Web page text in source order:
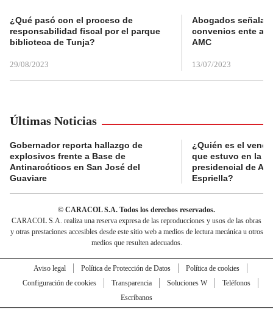
¿Qué pasó con el proceso de
responsabilidad fiscal por el parque
biblioteca de Tunja?
29/08/2023
Abogados
convenios ente
AMC
13/07/2023
Últimas Noticias
Gobernador reporta hallazgo de
explosivos frente a Base de
Antinarcóticos en San José del
Guaviare
¿Quién es el
que estuvo en la
presidencial de
Espriella?
© CARACOL S.A. Todos los derechos reservados.
CARACOL S.A. realiza una reserva expresa de las reproducciones y usos de las obras
y otras prestaciones accesibles desde este sitio web a medios de lectura mecánica u otros
medios que resulten adecuados.
Aviso legal Política de Protección de Datos
Política de cookies
Configuración de cookies
Transparencia Soluciones W
Teléfonos
Escríbanos